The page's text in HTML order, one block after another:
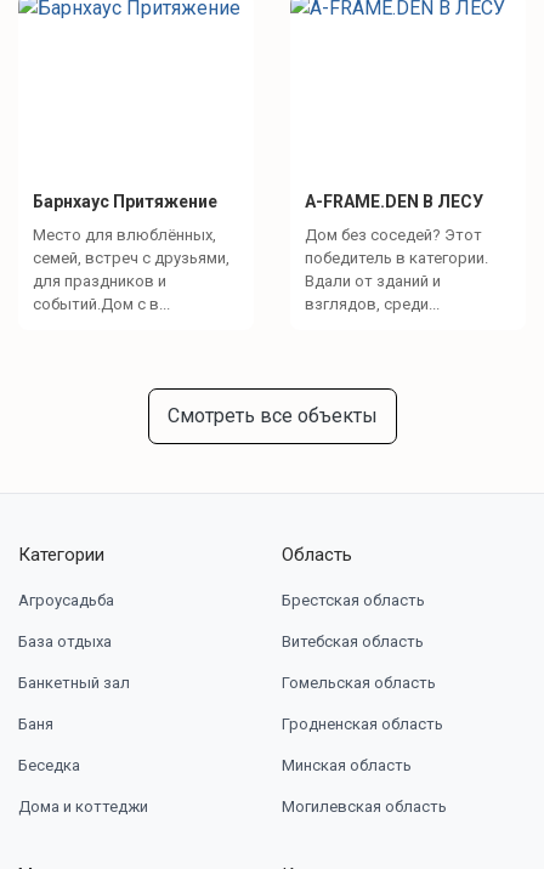
Барнхаус Притяжение
Место для влюблённых,
семей, встреч с друзьями,
для праздников и
событий.Дом с в...
A-FRAME.DEN В ЛЕСУ
Дом без соседей? Этот
победитель в категории.
Вдали от зданий и
взглядов, среди...
Смотреть все объекты
Категории
Агроусадьба
База отдыха
Банкетный зал
Баня
Беседка
Дома и коттеджи
Область
Брестская область
Витебская область
Гомельская область
Гродненская область
Минская область
Могилевская область